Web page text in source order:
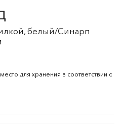
белый/Синарп
для хранения в соответствии с